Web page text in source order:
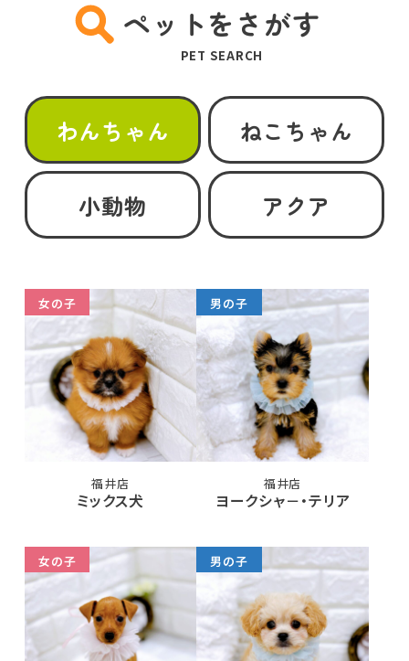
ペットをさがす
PET SEARCH
わんちゃん ねこちゃん
小動物 アクア
女の子
福井店
ミックス犬
男の子
福井店
ヨークシャ－・テリア
女の子 男の子